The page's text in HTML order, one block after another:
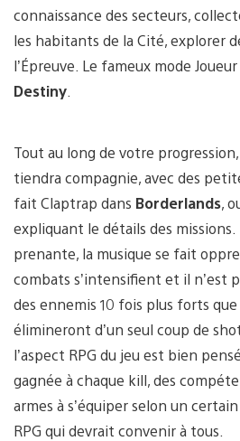
connaissance des secteurs,
les habitants de la Cité, explorer
l’Épreuve. Le fameux mode
Destiny
Tout au long de votre
tiendra compagnie, avec des
fait Claptrap dans Borderlands,
expliquant le détails des missions.
prenante, la musique se fait
combats s’intensifient et il n’est
des ennemis 10 fois plus forts que
élimineront d’un seul coup de
l’aspect RPG du jeu est bien
gagnée à chaque kill, des
armes à s’équiper selon un
RPG qui devrait convenir à tous.